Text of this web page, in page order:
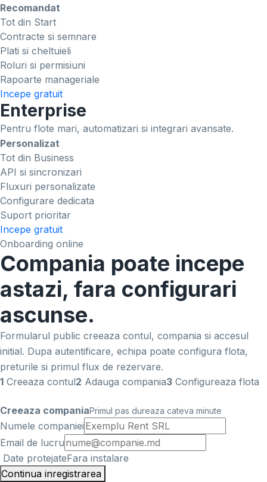
Recomandat
Tot din Start
Contracte si semnare
Plati si cheltuieli
Roluri si permisiuni
Rapoarte manageriale
Incepe gratuit
Enterprise
Pentru flote mari, automatizari si integrari avansate.
Personalizat
Tot din Business
API si sincronizari
Fluxuri personalizate
Configurare dedicata
Suport prioritar
Incepe gratuit
Onboarding online
Compania poate incepe
astazi, fara configurari
ascunse.
Formularul public creeaza contul, compania si accesul
initial. Dupa autentificare, echipa poate configura flota,
preturile si primul flux de rezervare.
1 Creeaza contul2 Adauga compania3 Configureaza flota
Creeaza companiaPrimul pas dureaza cateva minute
Numele companiei
Email de lucru
Date protejateFara instalare
Continua inregistrarea